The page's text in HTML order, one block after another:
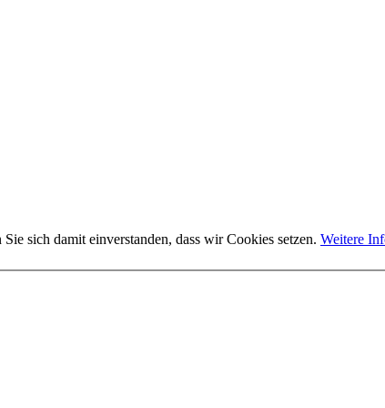
sich damit einverstanden, dass wir Cookies setzen. Weitere